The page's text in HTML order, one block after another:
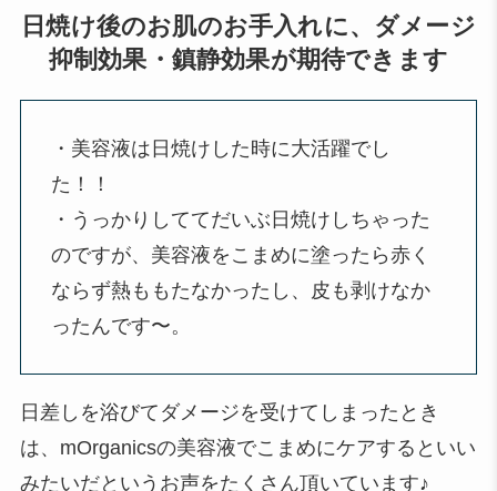
日焼け後のお肌のお手入れに、ダメージ
抑制効果・鎮静効果が期待できます
・美容液は日焼けした時に大活躍でし
た！！
・うっかりしててだいぶ日焼けしちゃった
のですが、美容液をこまめに塗ったら赤く
ならず熱ももたなかったし、皮も剥けなか
ったんです〜。
日差しを浴びてダメージを受けてしまったとき
は、mOrganicsの美容液でこまめにケアするといい
みたいだというお声をたくさん頂いています♪